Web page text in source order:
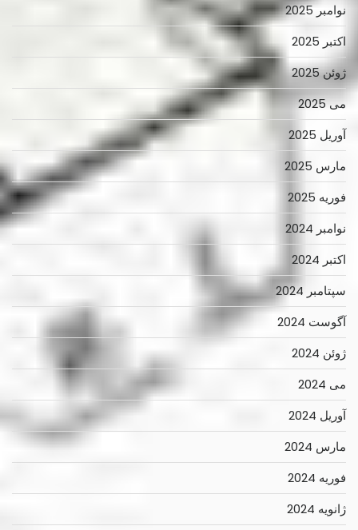
نوامبر 2025
اکتبر 2025
ژوئن 2025
می 2025
آوریل 2025
مارس 2025
فوریه 2025
نوامبر 2024
اکتبر 2024
سپتامبر 2024
آگوست 2024
ژوئن 2024
می 2024
آوریل 2024
مارس 2024
فوریه 2024
ژانویه 2024